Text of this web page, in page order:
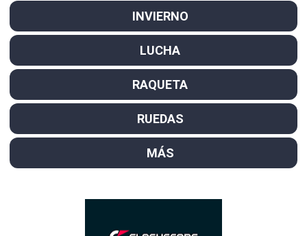
INVIERNO
LUCHA
RAQUETA
RUEDAS
MÁS